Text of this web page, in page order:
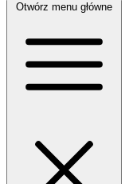
Otwórz menu główne